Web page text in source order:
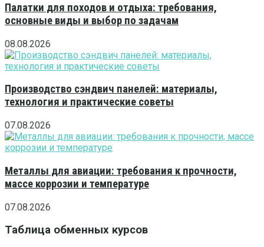
Палатки для походов и отдыха: требования,
основные виды и выбор по задачам
08.08.2026
Производство сэндвич панелей: материалы,
технология и практические советы
07.08.2026
Металлы для авиации: требования к прочности,
массе коррозии и температуре
07.08.2026
Таблица обменных курсов